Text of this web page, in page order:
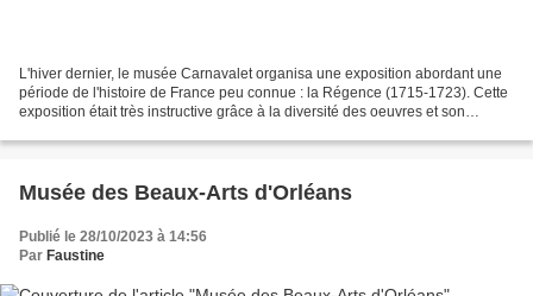
L'hiver dernier, le musée Carnavalet organisa une exposition abordant une
période de l'histoire de France peu connue : la Régence (1715-1723). Cette
exposition était très instructive grâce à la diversité des oeuvres et son
Musée des Beaux-Arts d'Orléans
Publié le 28/10/2023 à 14:56
Par Faustine